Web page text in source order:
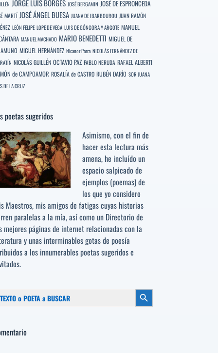
JORGE LUIS BORGES JOSÉ BERGAMIN JOSÉ DE ESPRONCEDA
MARTÍ JOSÉ ÁNGEL BUESA JUANA DE IBARBOUROU JUAN RAMÓN
LEÓN FELIPE LOPE DE VEGA LUIS DE GÓNGORA Y ARGOTE MANUEL
MANUEL MACHADO MARIO BENEDETTI MIGUEL DE
MIGUEL HERNÁNDEZ Nicanor Parra NICOLÁS FERNÁNDEZ DE
NICOLÁS GUILLÉN OCTAVIO PAZ PABLO NERUDA RAFAEL ALBERTI
de CAMPOAMOR ROSALÍA de CASTRO RUBÉN DARÍO SOR JUANA
DE LA CRUZ
poetas sugeridos
Asimismo, con el fin de
hacer esta lectura más
amena, he incluído un
espacio salpicado de
ejemplos (poemas) de
los que yo considero
Maestros, mis amigos de fatigas cuyas historias
paralelas a la mía, así como un Directorio de
mejores páginas de internet relacionadas con la
y unas interminables gotas de poesía
a los innumerables poetas sugeridose
Botón de búsqueda